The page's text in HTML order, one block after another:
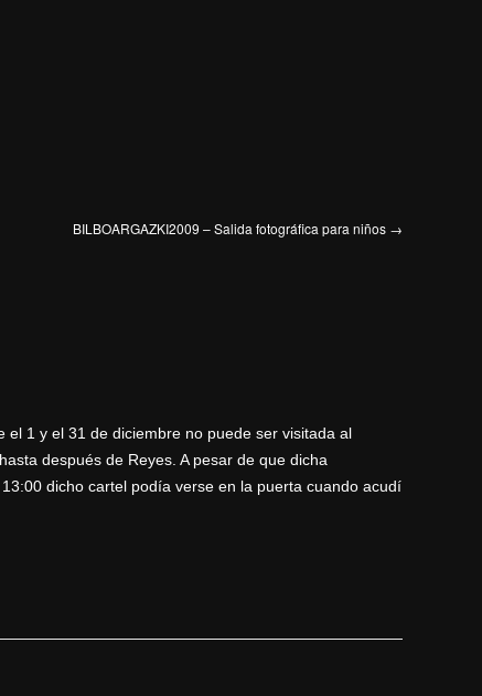
BILBOARGAZKI2009 – Salida fotográfica para niños →
el 1 y el 31 de diciembre no puede ser visitada al
después de Reyes. A pesar de que dicha
dicho cartel podía verse en la puerta cuando acudí